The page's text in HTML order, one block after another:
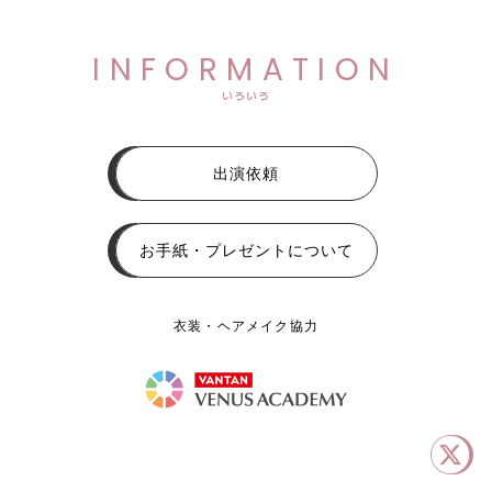
INFORMATION
いろいろ
出演依頼
お手紙・プレゼントについて
衣装・ヘアメイク協力